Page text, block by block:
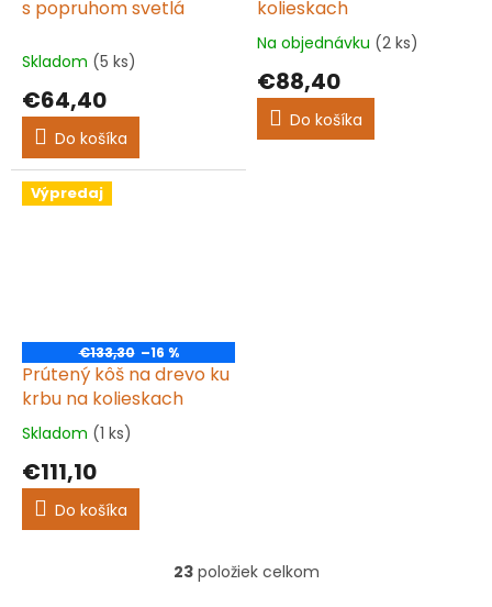
s popruhom svetlá
Skladom (5 ks)
€64,40
Do košíka
kolieskach
Priemerné
produktu
5,0
Na objednávku (2 ks)
€88,40
Do košíka
Výpredaj
€133,30 –16 %
Prútený kôš na drevo ku
krbu na kolieskach
Priemerné
produktu
5,0
Skladom (1 ks)
€111,10
Do košíka
O
23položiek celkom